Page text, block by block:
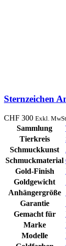
Sternzeichen
CHF 300 Exkl. MwSt
Sammlung
Tierkreis
Schmuckkunst
Schmuckmaterial
Gold-Finish
Goldgewicht
Anhängergröße
Garantie
Gemacht für
Marke
Modelle